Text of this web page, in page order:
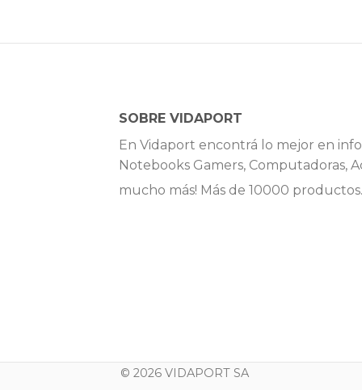
SOBRE VIDAPORT
En Vidaport encontrá lo mejor en
Notebooks Gamers, Computadoras,
mucho más! Más de 10000
© 2026 VIDAPORT SA